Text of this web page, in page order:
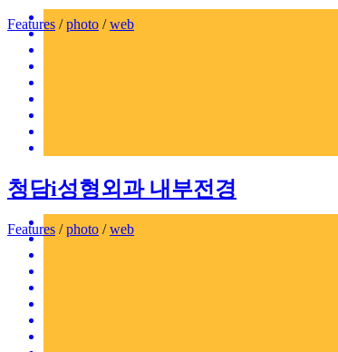
Features /photo /web
청담i성형외과 내부전경
Features /photo /web